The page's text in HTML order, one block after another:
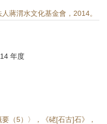
蔣渭水文化基金會，2014。
年度
（5）〉，《硓[石古]石》，